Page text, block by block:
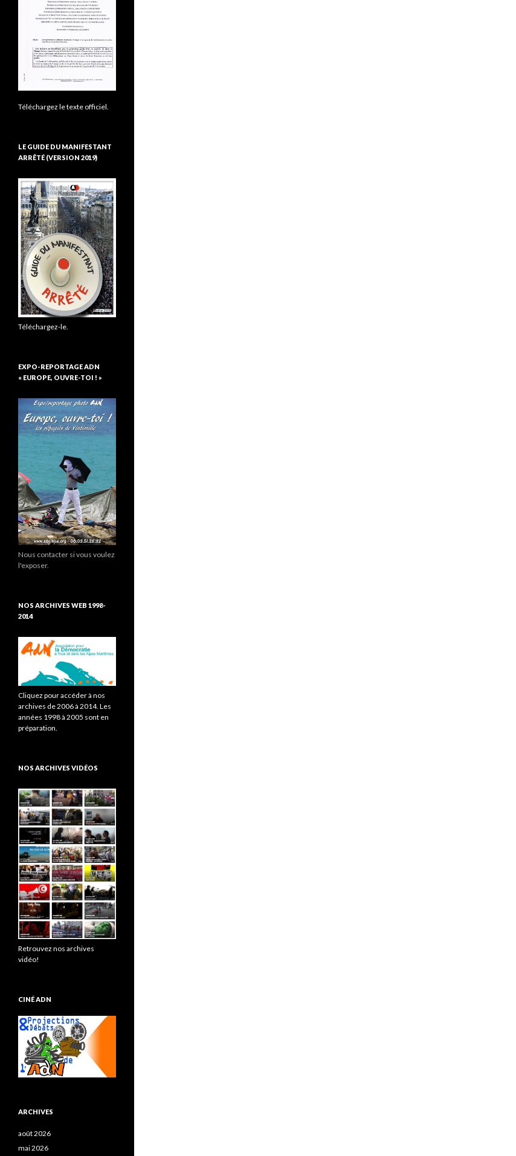
Téléchargez le texte officiel.
LE GUIDE DU MANIFESTANT
ARRÊTÉ (VERSION 2019)
Téléchargez-le.
EXPO-REPORTAGE ADN
« EUROPE, OUVRE-TOI ! »
Nous contacter si vous voulez
l'exposer.
NOS ARCHIVES WEB 1998-
2014
Cliquez pour accéder à nos
archives de 2006 à 2014. Les
années 1998 à 2005 sont en
préparation.
NOS ARCHIVES VIDÉOS
Retrouvez nos archives
vidéo!
CINÉ ADN
ARCHIVES
août 2026
mai 2026